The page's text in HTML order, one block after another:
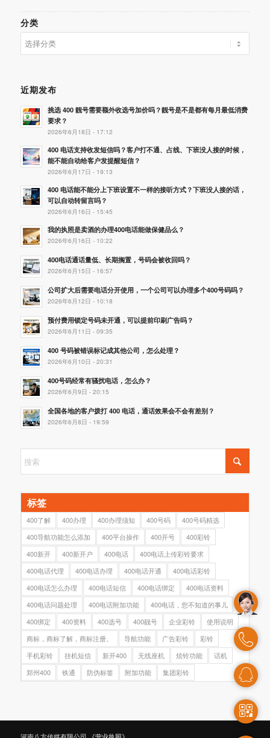
分类
类
近期发布
挑选 400 靓号需要额外收选号加价吗？靓号是不是都有每月最低消费
要求？
2026年6月18日 - 17:12
400 电话支持收发短信吗？客户打不通、占线、下班没人接的时候，
能不能自动给客户发提醒短信？
2026年6月17日 - 19:13
400 电话能不能分上下班设置不一样的接听方式？下班没人接的话，
可以自动转留言吗？
2026年6月16日 - 15:45
我的执照是卖酒的办理400电话能做保健品么？
2026年6月16日 - 10:22
400电话通话量低、长期搁置，号码会被收回吗？
2026年6月15日 - 16:57
公司扩大后需要电话分开使用，一个公司可以办理多个400号码吗？
2026年6月12日 - 10:18
预付费用锁定号码未开通，可以提前印刷广告吗？
2026年6月11日 - 09:35
400 号码被错误标记成其他公司，怎么处理？
2026年6月10日 - 20:31
400号码经常有骚扰电话，怎么办？
2026年6月9日 - 20:15
全国各地的客户拨打 400 电话，通话效果会不会有差别？
2026年6月8日 - 19:59
标签
400了解 400办理 400办理须知 400号码
400号码精选
400导航功能怎么添加
400平台操作 400开号
400彩铃
400新开
400新开户 400电话
400电话上传彩铃要求
400电话代理
400电话办理 400电话开通
400电话彩铃
400电话怎么办理
400电话短信 400电话绑定
400电话资料
400电话问题处理
400电话附加功能
400电话，您不知道的事儿
400绑定
400资料 400选号 400靓号 企业彩铃
使用说明
商标，商标了解，商标注册。
导航功能 广告彩铃
彩铃
手机彩铃
挂机短信 新开400 无线座机 炫铃功能
话机
郑州400
铁通 防伪标签 附加功能 集团彩铃